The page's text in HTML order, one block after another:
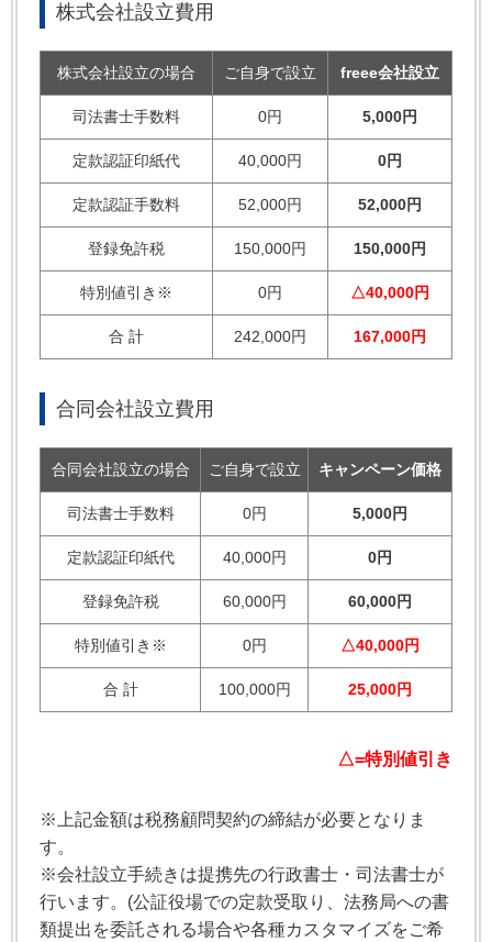
株式会社設立費用
株式会社設立の場合 ご自身で設立 freee会社設立
司法書士手数料 0円 5,000円
定款認証印紙代 40,000円 0円
定款認証手数料 52,000円 52,000円
登録免許税 150,000円 150,000円
特別値引き※ 0円 △40,000円
合 計 242,000円 167,000円
合同会社設立費用
合同会社設立の場合 ご自身で設立 キャンペーン価格
司法書士手数料 0円 5,000円
定款認証印紙代 40,000円 0円
登録免許税 60,000円 60,000円
特別値引き※ 0円 △40,000円
合 計 100,000円 25,000円
△=特別値引き
※上記金額は税務顧問契約の締結が必要となりま
す。
※会社設立手続きは提携先の行政書士・司法書士が
行います。(公証役場での定款受取り、法務局への書
類提出を委託される場合や各種カスタマイズをご希